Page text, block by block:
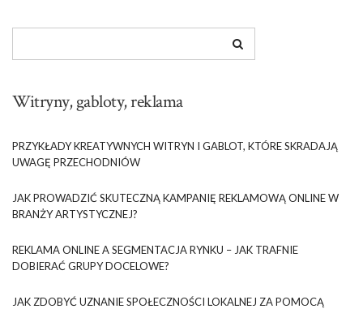
Witryny, gabloty, reklama
PRZYKŁADY KREATYWNYCH WITRYN I GABLOT, KTÓRE SKRADAJĄ
UWAGĘ PRZECHODNIÓW
JAK PROWADZIĆ SKUTECZNĄ KAMPANIĘ REKLAMOWĄ ONLINE W
BRANŻY ARTYSTYCZNEJ?
REKLAMA ONLINE A SEGMENTACJA RYNKU – JAK TRAFNIE
DOBIERAĆ GRUPY DOCELOWE?
JAK ZDOBYĆ UZNANIE SPOŁECZNOŚCI LOKALNEJ ZA POMOCĄ